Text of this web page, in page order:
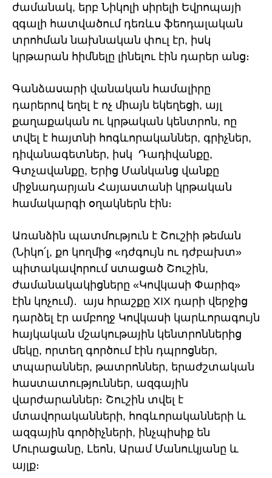
ժամանակ, երբ Նիկոլի սիրելի Եվրոպայի
զգալի հատվածում դեռևս ֆեոդալական
տրոհման նախնական փուլ էր, իսկ
կրթարան հիմնելը լինելու էին դարեր անց։
Գանձասարի վանական համալիրը
դարերով եղել է ոչ միայն եկեղեցի, այլ
քաղաքական ու կրթական կենտրոն, ոը
տվել է հայտնի հոգևորականներ, գրիչներ,
դիվանագետներ, իսկ Դադիվանքը,
Գտչավանքը, Երից Մանկանց վանքը
միջնադարյան Հայաստանի կրթական
համակարգի օղակներն էին։
Առանձին պատմություն է Շուշիի թեման
(Նիկո՛լ, քո կողմից «դժգույն ու դժբախտ»
պիտակավորում ստացած Շուշին,
ժամանակակիցները «Կովկասի Փարիզ»
էին կոչում)․ այս հրաշքը XIX դարի վերջից
դարձել էր ամբողջ Կովկասի կարևորագույն
հայկական մշակութային կենտրոններից
մեկը, որտեղ գործում էին դպրոցներ,
տպարաններ, թատրոններ, երաժշտական
հաստատություններ, ազգային
վարժարաններ։ Շուշին տվել է
մտավորականների, հոգևորականների և
ազգային գործիչների, ինչպիսիք են
Մուրացանը, Լեոն, Արամ Մանուկյանը և
այլք։